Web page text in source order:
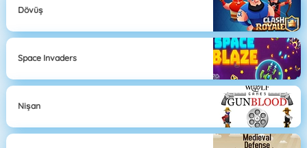
Dövüş
Space Invaders
Nişan